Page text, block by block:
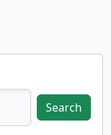
Search